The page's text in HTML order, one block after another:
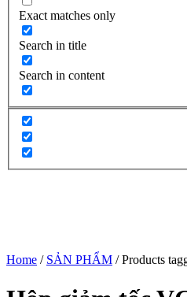
Exact matches only
Search in title
Search in content
Home / SẢN PHẨM / Products